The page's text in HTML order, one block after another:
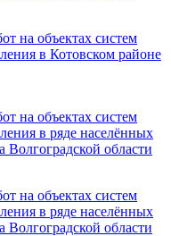
на объектах систем
в Котовском районе
на объектах систем
в ряде населённых
Волгоградской области
на объектах систем
в ряде населённых
Волгоградской области